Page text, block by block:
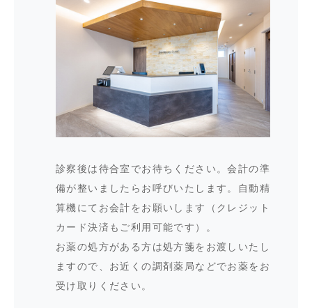
診察後は待合室でお待ちください。会計の準
備が整いましたらお呼びいたします。自動精
算機にてお会計をお願いします（クレジット
カード決済もご利用可能です）。
お薬の処方がある方は処方箋をお渡しいたし
ますので、お近くの調剤薬局などでお薬をお
受け取りください。